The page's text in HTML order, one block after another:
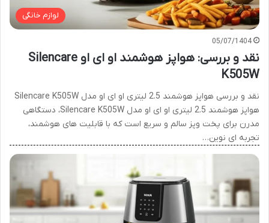
لوازم خانگی
05/07/1404
نقد و بررسی: هواپز هوشمند او ای او Silencare
K505W
نقد و بررسی هواپز هوشمند 2.5 لیتری او ای او مدل Silencare K505W
هواپز هوشمند 2.5 لیتری او ای او مدل Silencare K505W، دستگاهی
مدرن برای پخت وپز سالم و سریع است که با قابلیت های هوشمند،
تجربه ای نوین…